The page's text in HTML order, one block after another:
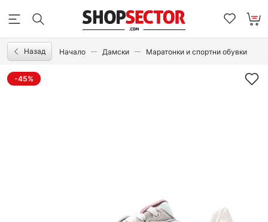
Назад Начало Дамски Маратонки и спортни обувки
-45%